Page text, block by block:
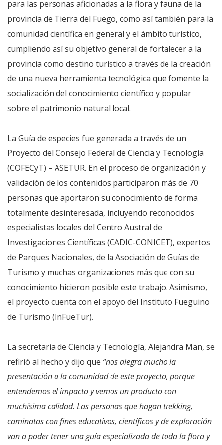
para las personas aficionadas a la flora y fauna de la
provincia de Tierra del Fuego, como así también para la
comunidad científica en general y el ámbito turístico,
cumpliendo así su objetivo general de fortalecer a la
provincia como destino turístico a través de la creación
de una nueva herramienta tecnológica que fomente la
socialización del conocimiento científico y popular
sobre el patrimonio natural local.
La Guía de especies fue generada a través de un
Proyecto del Consejo Federal de Ciencia y Tecnología
(COFECyT) – ASETUR. En el proceso de organización y
validación de los contenidos participaron más de 70
personas que aportaron su conocimiento de forma
totalmente desinteresada, incluyendo reconocidos
especialistas locales del Centro Austral de
Investigaciones Científicas (CADIC-CONICET), expertos
de Parques Nacionales, de la Asociación de Guías de
Turismo y muchas organizaciones más que con su
conocimiento hicieron posible este trabajo. Asimismo,
el proyecto cuenta con el apoyo del Instituto Fueguino
de Turismo (InFueTur).
La secretaria de Ciencia y Tecnología, Alejandra Man, se
refirió al hecho y dijo que “nos alegra mucho la
presentación a la comunidad de este proyecto, porque
entendemos el impacto y vemos un producto con
muchísima calidad. Las personas que hagan trekking,
caminatas con fines educativos, científicos y de exploración
van a poder tener una guía especializada de toda la flora y